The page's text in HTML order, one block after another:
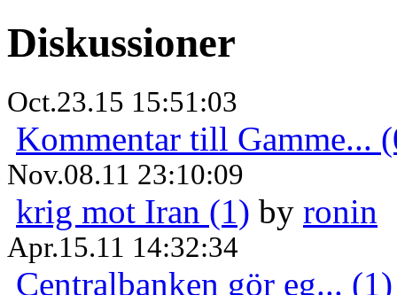
Diskussioner
Oct.23.15 15:51:03
Kommentar till Gamme...
Nov.08.11 23:10:09
krig mot Iran (1) by ronin
Apr.15.11 14:32:34
Centralbanken gör eg... (1)